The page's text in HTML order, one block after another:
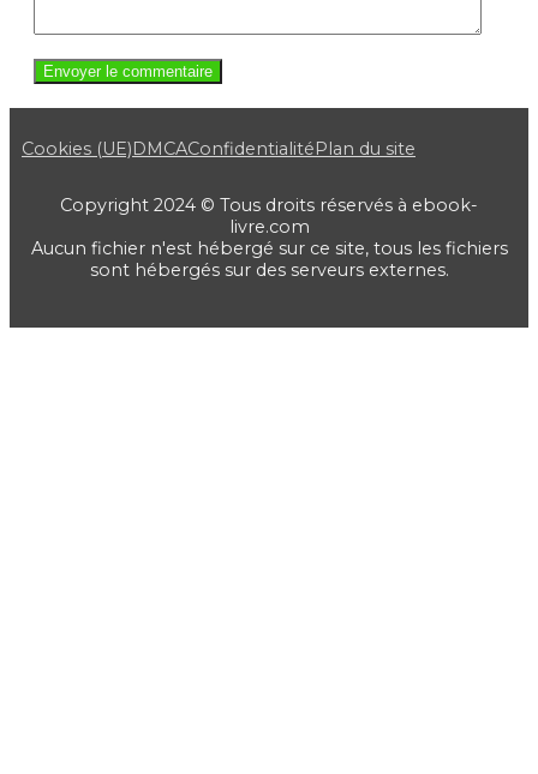
Cookies (UE)DMCAConfidentialitéPlan du site
Copyright 2024 © Tous droits réservés à ebook-
livre.com
Aucun fichier n'est hébergé sur ce site, tous les fichiers
sont hébergés sur des serveurs externes.